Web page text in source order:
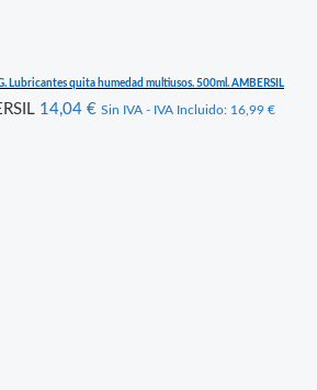
Lubricantes quita humedad multiusos. 500ml. AMBERSIL
14,04 € Sin IVA - IVA Incluido: 16,99 €